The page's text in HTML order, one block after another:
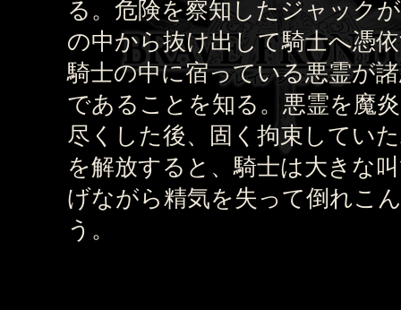
る。危険を察知したジャック
の中から抜け出して騎士へ憑
騎士の中に宿っている悪霊が
であることを知る。悪霊を魔
尽くした後、固く拘束してい
を解放すると、騎士は大きな
げながら精気を失って倒れこ
う。